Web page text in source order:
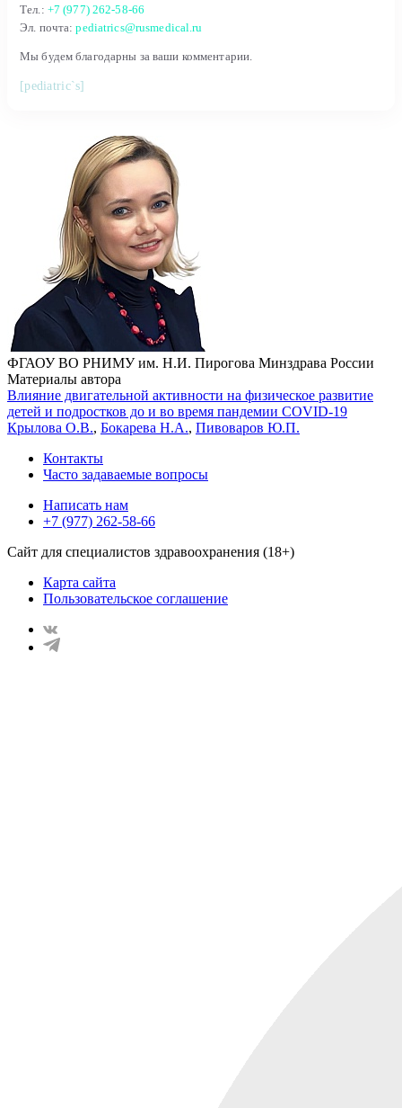
Тел.: +7 (977) 262-58-66
Эл. почта:pediatrics@rusmedical.ru
Мы будем благодарны за ваши комментарии.
[pediatric`s]
ФГАОУ ВО РНИМУ им. Н.И. Пирогова Минздрава России
Материалы автора
Влияние двигательной активности на физическое развитие
детей и подростков до и во время пандемии COVID-19
Крылова О.В., Бокарева Н.А., Пивоваров Ю.П.
Контакты
Часто задаваемые вопросы
Написать нам
+7 (977) 262-58-66
Сайт для специалистов здравоохранения (18+)
Карта сайта
Пользовательское соглашение